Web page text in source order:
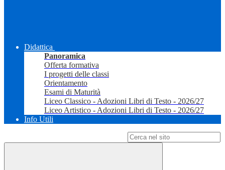
Didattica
Panoramica
Offerta formativa
I progetti delle classi
Orientamento
Esami di Maturità
Liceo Classico - Adozioni Libri di Testo - 2026/27
Liceo Artistico - Adozioni Libri di Testo - 2026/27
Info Utili